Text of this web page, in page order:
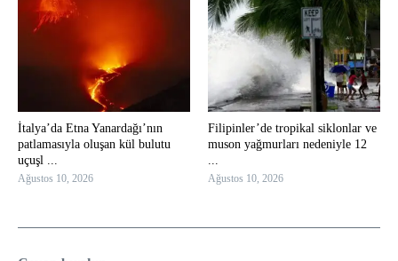
İtalya’da Etna Yanardağı’nın
patlamasıyla oluşan kül bulutu
uçuşl ...
Ağustos 10, 2026
Filipinler’de tropikal siklonlar ve
muson yağmurları nedeniyle 12
Ağustos 10, 2026